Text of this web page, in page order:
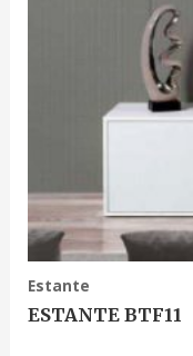
Estante
ESTANTE BTF11